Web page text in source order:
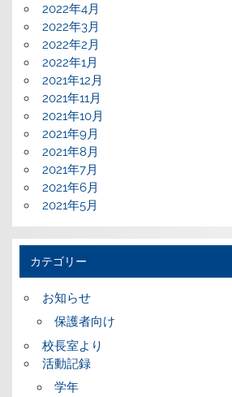
2022年4月
2022年3月
2022年2月
2022年1月
2021年12月
2021年11月
2021年10月
2021年9月
2021年8月
2021年7月
2021年6月
2021年5月
カテゴリー
お知らせ
保護者向け
校長室より
活動記録
学年